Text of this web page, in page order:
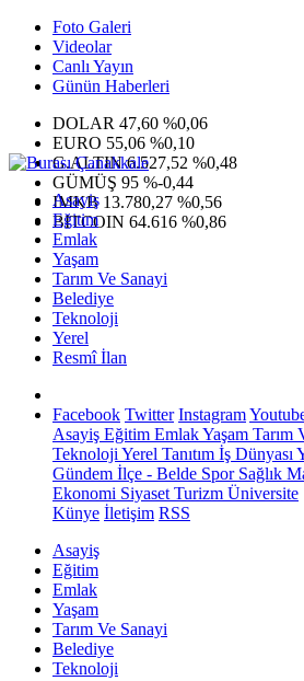
Foto Galeri
Videolar
Canlı Yayın
Günün Haberleri
DOLAR 47,60 %0,06
EURO 55,06 %0,10
G.ALTIN6.527,52 %0,48
GÜMÜŞ 95 %-0,44
IMKB 13.780,27 %0,56
BITCOIN 64.616 %0,86
Asayiş
Eğitim
Emlak
Yaşam
Tarım Ve Sanayi
Belediye
Teknoloji
Yerel
Resmî İlan
Facebook Twitter Instagram
Asayiş Eğitim EmlakYaşam Tarım
Teknoloji Yerel Tanıtım İş Dünyası
Gündem İlçe - Belde SporSağlık
Ekonomi Siyaset Turizm Üniversite
Künye İletişim RSS
Asayiş
Eğitim
Emlak
Yaşam
Tarım Ve Sanayi
Belediye
Teknoloji